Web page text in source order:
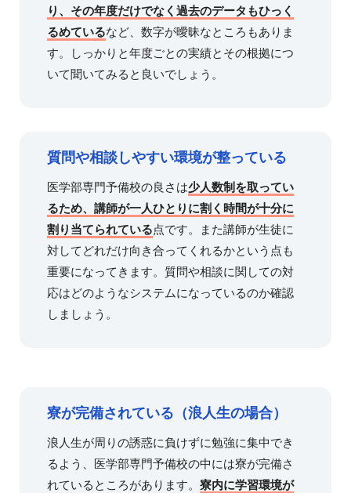
り、その年度だけでなく過去のデータもひっく
るめているなど、数字が曖昧なところもありま
す。しっかりと年度ごとの実績とその根拠につ
いて聞いてみると良いでしょう。
質問や相談しやすい環境が整っている
医学部専門予備校の良さは少人数制を取ってい
るため、講師が一人ひとりに割く時間が十分に
割り当てられている点です。また講師が生徒に
対してどれだけ向き合ってくれるかという点も
重要になってきます。質問や相談に関しての対
応はどのようなシステムになっているのか確認
しましょう。
寮が完備されている（浪人生の場合）
浪人生が周りの誘惑に負けずに勉強に集中でき
るよう、医学部専門予備校の中には寮が完備さ
れているところがあります。 寮内に学習環境が